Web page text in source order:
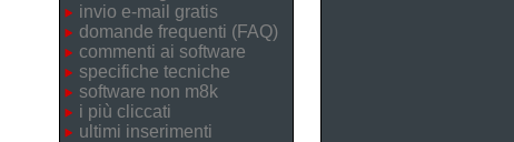
invio e-mail gratis
domande frequenti (FAQ)
commenti ai software
specifiche tecniche
software non m8k
i più cliccati
ultimi inserimenti